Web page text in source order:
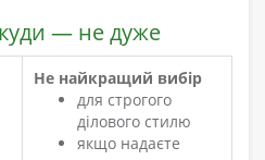
— не дуже
Не найкращий вибір
для строгого
ділового стилю
якщо надаєте